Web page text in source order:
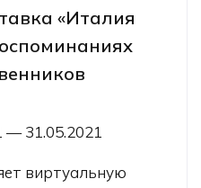
«Италия
— 31.05.2021
виртуальную